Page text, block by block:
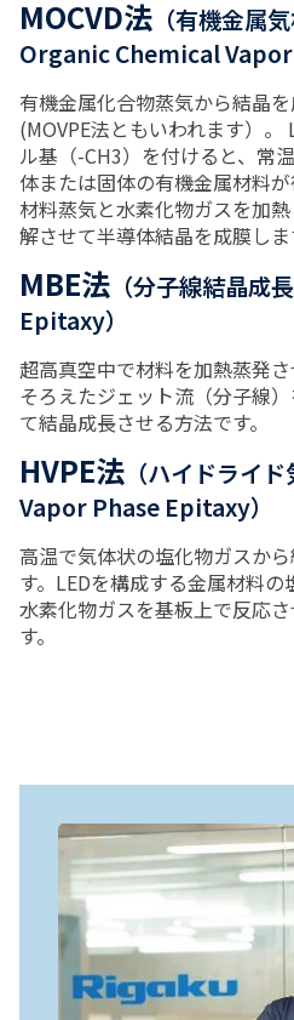
MOCVD法 （有機金属
Organic Chemical
有機金属化合物蒸気から結晶を
(MOVPE法ともいわれます）
ル基（-CH3）を付けると、常
体または固体の有機金属材料
材料蒸気と水素化物ガスを加
解させて半導体結晶を成膜しま
MBE法 （分子線結晶
Epitaxy）
超高真空中で材料を加熱蒸発
そろえたジェット流（分子線
て結晶成長させる方法です。
HVPE法 （ハイドライ
Vapor Phase Epitaxy）
高温で気体状の塩化物ガスか
す。LEDを構成する金属材料
水素化物ガスを基板上で反応
す。